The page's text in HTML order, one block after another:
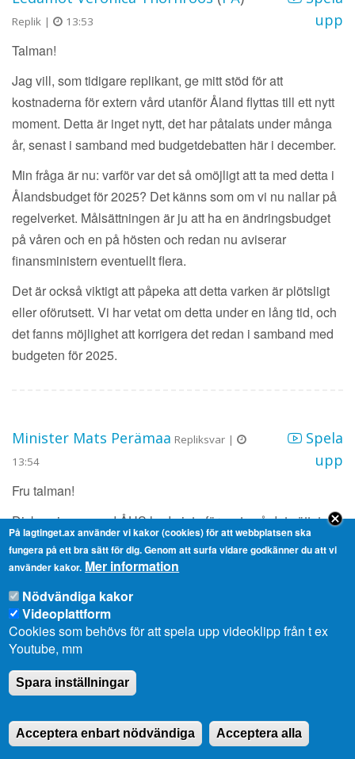
Replik | 13:53
upp
Talman!
Jag vill, som tidigare replikant, ge mitt stöd för att
kostnaderna för extern vård utanför Åland flyttas till ett nytt
moment. Detta är inget nytt, det har påtalats under många
år, senast i samband med budgetdebatten här i december.
Min fråga är nu: varför var det så omöjligt att ta med detta i
Ålandsbudget för 2025? Det känns som om vi nu nallar på
regelverket. Målsättningen är ju att ha en ändringsbudget
på våren och en på hösten och redan nu aviserar
finansministern eventuellt flera.
Det är också viktigt att påpeka att detta varken är plötsligt
eller oförutsett. Vi har vetat om detta under en lång tid, och
det fanns möjlighet att korrigera det redan i samband med
budgeten för 2025.
Minister Mats Perämaa Repliksvar |
13:54
Spela
upp
Fru talman!
Diskussionen med ÅHS hade inte förnyats på det sättet
efter att den ordinarie budgeten hade lagts i lagtinget. Vi
hade knappast kommit med detta förslag som en enskild
Vi valde att lyfta fram denna fråga med den förslagsrätt som
landskapsregeringen har, eftersom den andra frågan,
kapitalisering, i enlighet med de avtal som har
undertecknats kräver ett beslut att fattas inom sex månader
från det att avtalet har undertecknats. Vi ville ge lagtinget
god tid att hantera denna fråga på det sätt som nu görs.
Därför kom denna fråga med.
På lagtinget.ax använder vi kakor (cookies) för att webbplatsen ska
fungera på ett bra sätt för dig. Genom att surfa vidare godkänner du att vi
använder kakor. Mer information
Nödvändiga kakor
Videoplattform
Cookies som behövs för att spela upp videoklipp från t ex
Youtube, mm
Spara inställningar
Acceptera enbart nödvändiga Acceptera alla